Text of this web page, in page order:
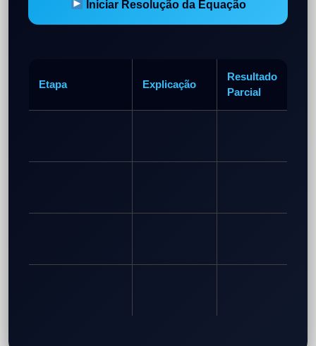
Iniciar Resolução da Equação
Etapa Explicação
Resultado
Parcial